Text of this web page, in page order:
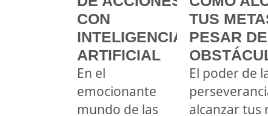
CON
INTELIGENCIA
ARTIFICIAL
En el
emocionante
mundo de las
TUS
PESAR
El poder de
alcanzar tus